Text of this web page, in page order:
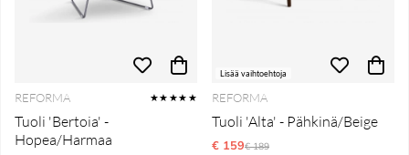
REFORMA ★★★★★
Tuoli 'Bertoia' -
Hopea/Harmaa
Lisää vaihtoehtoja
REFORMA
Tuoli 'Alta' - Pähkinä/Beige
€ 159Normaali hinta
€ 189